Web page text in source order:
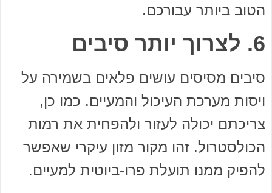
הטוב ביותר עבורכם.
6. לצרוך יותר סיבים
סיבים מסיסים עושים פלאים בשמירה על
ויסות מערכת העיכול והמעיים. כמו כן,
צריכתם יכולה לעזור ולהפחית את רמות
הכולסטרול. זהו מקור מזון עיקרי שאפשר
להפיק ממנו תועלת פרו-ביוטית למעיים.